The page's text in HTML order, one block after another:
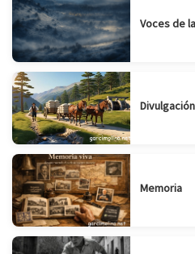
Voces de
Divulgación
Memoria